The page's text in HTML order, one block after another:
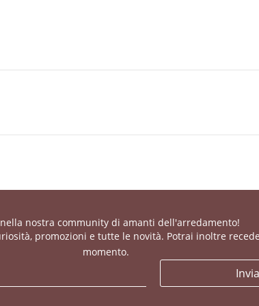
nostra community di amanti dell'arredamento!
promozioni e tutte le novità. Potrai inoltre
momento.
Invia